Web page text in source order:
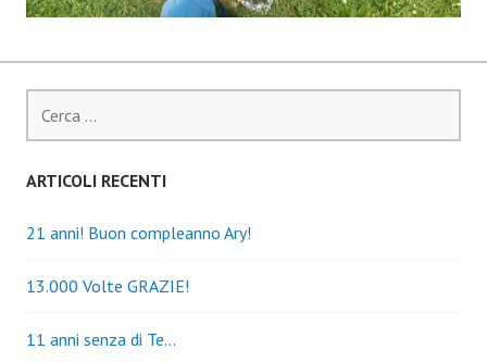
per:
ARTICOLI RECENTI
21 anni! Buon compleanno Ary!
13.000 Volte GRAZIE!
11 anni senza di Te…